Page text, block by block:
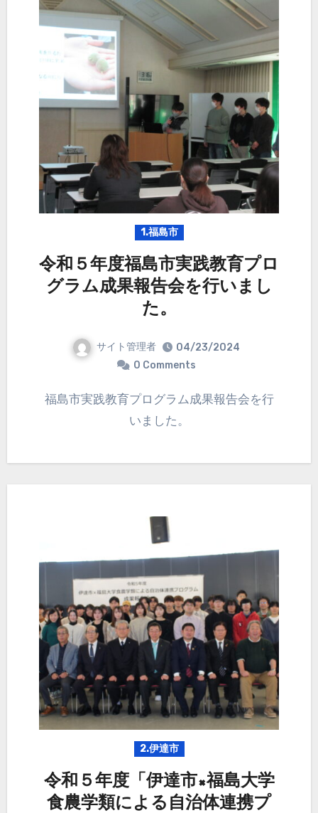
1.福島市
令和５年度福島市実践教育プロ
グラム成果報告会を行いまし
た。
サイト管理者
04/23/2024
0 Comments
福島市実践教育プログラム成果報告会を行
いました。
2.伊達市
令和５年度「伊達市×福島大学
食農学類による自治体連携プ